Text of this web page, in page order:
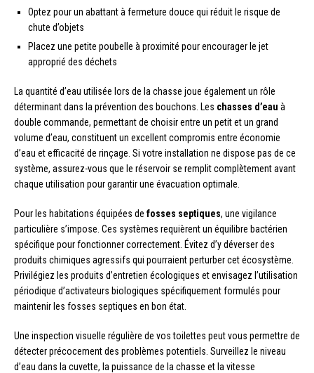
Optez pour un abattant à fermeture douce qui réduit le risque de
chute d’objets
Placez une petite poubelle à proximité pour encourager le jet
approprié des déchets
La quantité d’eau utilisée lors de la chasse joue également un rôle
déterminant dans la prévention des bouchons. Les chasses d’eau à
double commande, permettant de choisir entre un petit et un grand
volume d’eau, constituent un excellent compromis entre économie
d’eau et efficacité de rinçage. Si votre installation ne dispose pas de ce
système, assurez-vous que le réservoir se remplit complètement avant
chaque utilisation pour garantir une évacuation optimale.
Pour les habitations équipées de fosses septiques, une vigilance
particulière s’impose. Ces systèmes requièrent un équilibre bactérien
spécifique pour fonctionner correctement. Évitez d’y déverser des
produits chimiques agressifs qui pourraient perturber cet écosystème.
Privilégiez les produits d’entretien écologiques et envisagez l’utilisation
périodique d’activateurs biologiques spécifiquement formulés pour
maintenir les fosses septiques en bon état.
Une inspection visuelle régulière de vos toilettes peut vous permettre de
détecter précocement des problèmes potentiels. Surveillez le niveau
d’eau dans la cuvette, la puissance de la chasse et la vitesse